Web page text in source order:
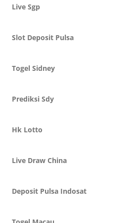
Live Sgp
Slot Deposit Pulsa
Togel Sidney
Prediksi Sdy
Hk Lotto
Live Draw China
Deposit Pulsa Indosat